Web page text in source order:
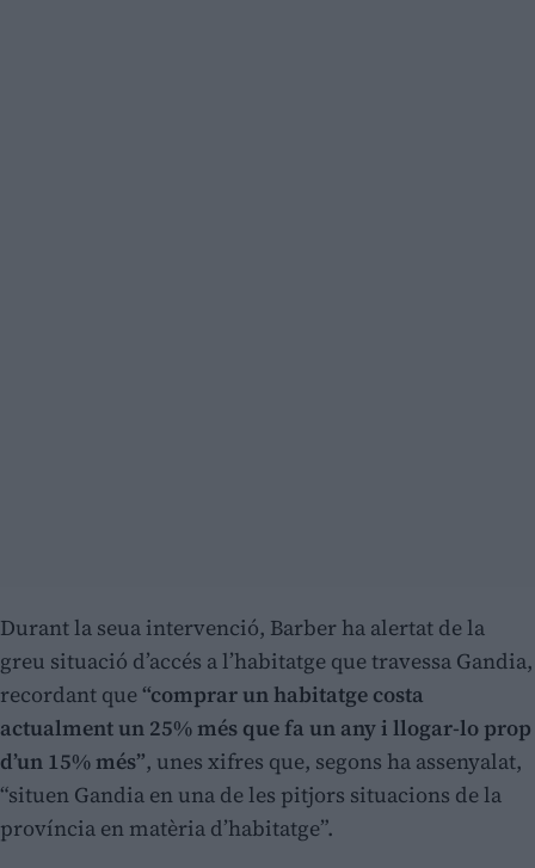
Durant la seua intervenció, Barber ha alertat de la
greu situació d’accés a l’habitatge que travessa Gandia,
recordant que “comprar un habitatge costa
actualment un 25% més que fa un any i llogar-lo prop
d’un 15% més”, unes xifres que, segons ha assenyalat,
“situen Gandia en una de les pitjors situacions de la
província en matèria d’habitatge”.